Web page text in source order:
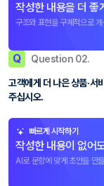
작성한 내용을 더 좋
구조와 표현을 구체적으로
Q Question 02.
고객에게 더 나은 상품·서
주십시오.
빠르게 시작하기
작성한 내용이 없어
AI로 문항에 맞게 초안을 만